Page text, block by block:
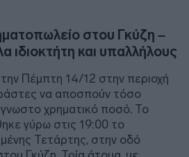
στου Γκύζη –
ιδιοκτήτη και υπαλλήλους
Πέμπτη 14/12 στην περιοχή
να αποσπούν τόσο
χρηματικό ποσό. Το
γύρω στις 19:00 το
Τετάρτης, στην οδό